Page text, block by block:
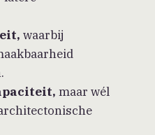
waarbij
maar wél